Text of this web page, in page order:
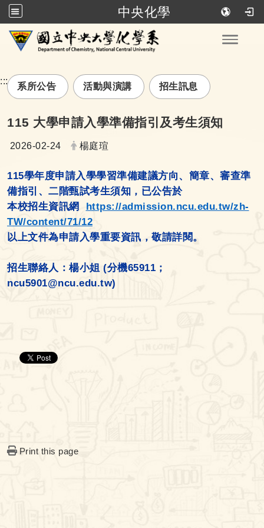
中央化學
跳到主要內容
:::
系所公告 活動與演講 招生訊息
115 大學申請入學準備指引及考生須知
日期：
2026-02-24 發布者：
楊庭瑄
115學年度申請入學學習準備建議方向、簡章、審查準
備指引、二階甄試考生須知，已公告於
本校招生資訊網 https://admission.ncu.edu.tw/zh-
TW/content/71/12
以上文件為申請入學重要資訊，敬請詳閱。
招生聯絡人：楊小姐 (分機65911；
ncu5901@ncu.edu.tw)
Print this page